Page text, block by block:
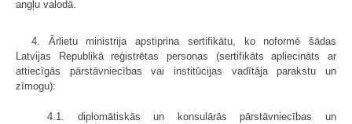
angļu valodā.
4. Ārlietu ministrija apstiprina sertifikātu, ko noformē šādas
Latvijas Republikā reģistrētas personas (sertifikāts apliecināts ar
attiecīgās pārstāvniecības vai institūcijas vadītāja parakstu un
zīmogu):
4.1. diplomātiskās un konsulārās pārstāvniecības un